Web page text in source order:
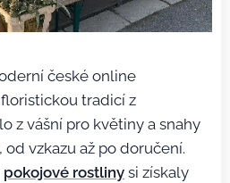
české online
tradicí z
z vášní pro květiny a snahy
vzkazu až po doručení.
pokojové rostliny si získaly